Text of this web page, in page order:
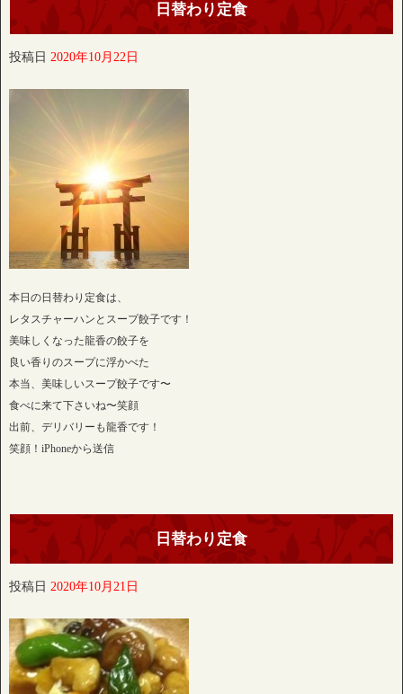
日替わり定食
投稿日 2020年10月22日
本日の日替わり定食は、
レタスチャーハンとスープ餃子です！
美味しくなった龍香の餃子を
良い香りのスープに浮かべた
本当、美味しいスープ餃子です〜
食べに来て下さいね〜笑顔
出前、デリバリーも龍香です！
笑顔！iPhoneから送信
日替わり定食
投稿日 2020年10月21日